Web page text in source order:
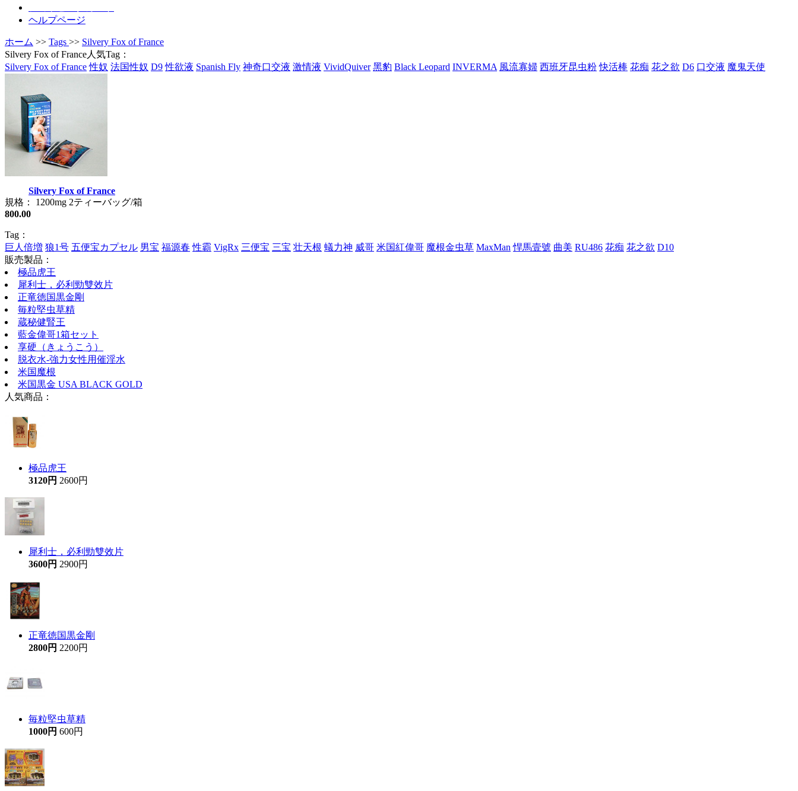
ヘルプページ
ホーム >> Tags >> Silvery Fox of France
Silvery Fox of France人気Tag：
Silvery Fox of France 性奴 法国性奴 D9 性欲液 Spanish Fly 神奇口交液 激情液 VividQuiver 黑豹 Black Leopard INVERMA 風流寡婦 西班牙昆虫粉 快活棒 花痴 花之欲 D6 口交液 魔鬼天使
Silvery Fox of France
規格： 1200mg 2ティーバッグ/箱
800.00
Tag：
巨人倍増 狼1号 五便宝カプセル 男宝 福源春 性霸 VigRx 三便宝 三宝 壮天根 蟻力神 威哥 米国紅偉哥 魔根金虫草 MaxMan 悍馬壹號 曲美 RU486 花痴 花之欲 D10
販売製品：
極品虎王
犀利士，必利勁雙效片
正竜徳国黒金剛
毎粒堅虫草精
蔵秘健腎王
藍金偉哥1箱セット
享硬（きょうこう）
脱衣水-強力女性用催淫水
米国魔根
米国黒金 USA BLACK GOLD
人気商品：
極品虎王
3120円 2600円
犀利士，必利勁雙效片
3600円 2900円
正竜徳国黒金剛
2800円 2200円
毎粒堅虫草精
1000円 600円